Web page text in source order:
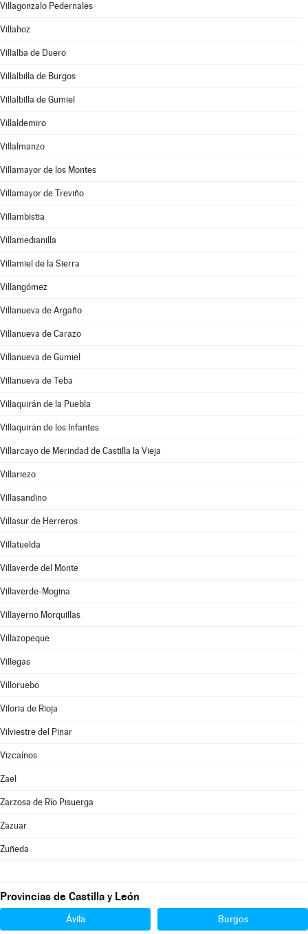
Villagonzalo Pedernales
Villahoz
Villalba de Duero
Villalbilla de Burgos
Villalbilla de Gumiel
Villaldemiro
Villalmanzo
Villamayor de los Montes
Villamayor de Treviño
Villambistia
Villamedianilla
Villamiel de la Sierra
Villangómez
Villanueva de Argaño
Villanueva de Carazo
Villanueva de Gumiel
Villanueva de Teba
Villaquirán de la Puebla
Villaquirán de los Infantes
Villarcayo de Merindad de Castilla la Vieja
Villariezo
Villasandino
Villasur de Herreros
Villatuelda
Villaverde del Monte
Villaverde-Mogina
Villayerno Morquillas
Villazopeque
Villegas
Villoruebo
Viloria de Rioja
Vilviestre del Pinar
Vizcaínos
Zael
Zarzosa de Río Pisuerga
Zazuar
Zuñeda
Provincias de Castilla y León
Ávila Burgos